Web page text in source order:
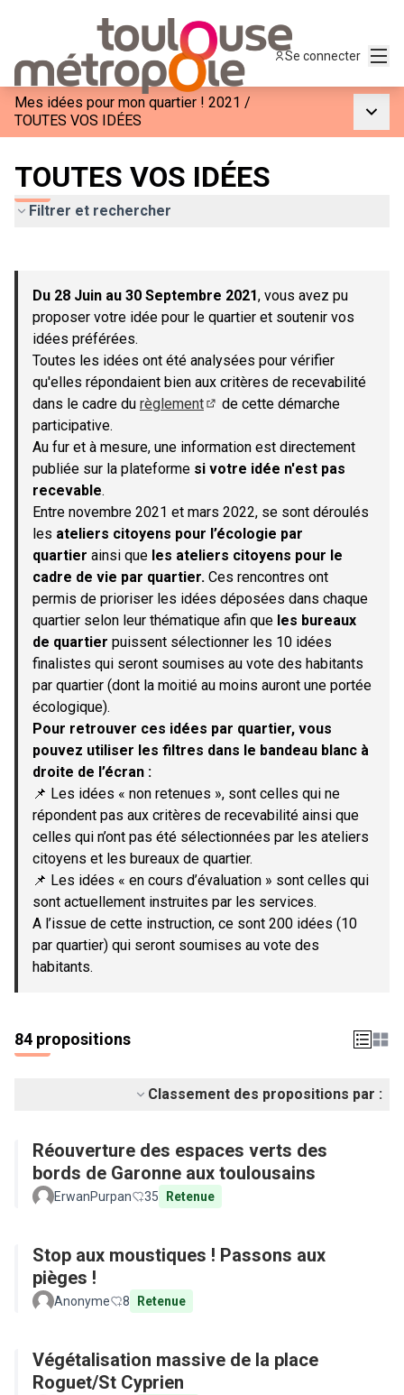
Se connecter
Mes idées pour mon quartier ! 2021 /
TOUTES VOS IDÉES
TOUTES VOS IDÉES
Filtrer et rechercher
−
Du 28 Juin au 30 Septembre 2021, vous avez pu
proposer votre idée pour le quartier et soutenir vos
idées préférées.
Toutes les idées ont été analysées pour vérifier
qu'elles répondaient bien aux critères de recevabilité
dans le cadre du règlement
de cette démarche
participative.
Au fur et à mesure, une information est directement
publiée sur la plateforme si votre idée n'est pas
recevable.
Entre novembre 2021 et mars 2022, se sont déroulés
les ateliers citoyens pour l’écologie par
quartier ainsi que les ateliers citoyens pour le
cadre de vie par quartier. Ces rencontres ont
permis de prioriser les idées déposées dans chaque
quartier selon leur thématique afin que les bureaux
de quartier puissent sélectionner les 10 idées
finalistes qui seront soumises au vote des habitants
par quartier (dont la moitié au moins auront une portée
écologique).
Pour retrouver ces idées par quartier, vous
pouvez utiliser les filtres dans le bandeau blanc à
droite de l’écran :
📌 Les idées « non retenues », sont celles qui ne
répondent pas aux critères de recevabilité ainsi que
celles qui n’ont pas été sélectionnées par les ateliers
citoyens et les bureaux de quartier.
📌 Les idées « en cours d’évaluation » sont celles qui
sont actuellement instruites par les services.
A l’issue de cette instruction, ce sont 200 idées (10
par quartier) qui seront soumises au vote des
habitants.
84 propositions
Classement des propositions par :
Réouverture des espaces verts des
bords de Garonne aux toulousains
ErwanPurpan 35 Retenue
Stop aux moustiques ! Passons aux
pièges !
Anonyme 8 Retenue
Végétalisation massive de la place
Roguet/St Cyprien